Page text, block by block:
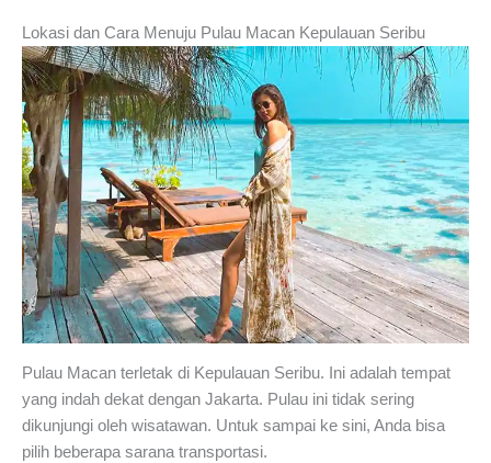
Lokasi dan Cara Menuju Pulau Macan Kepulauan Seribu
Pulau Macan terletak di Kepulauan Seribu. Ini adalah tempat
yang indah dekat dengan Jakarta. Pulau ini tidak sering
dikunjungi oleh wisatawan. Untuk sampai ke sini, Anda bisa
pilih beberapa sarana transportasi.